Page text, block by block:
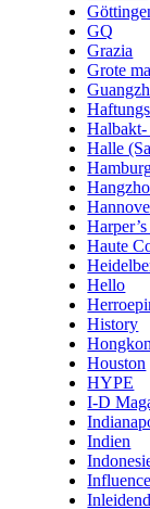
GQ
Grazia
Grote
Halle
Haute
Hello
History
Houston
HYPE
I-D
Indien